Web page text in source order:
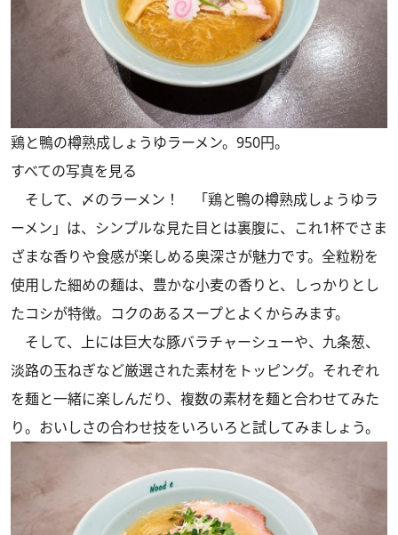
鶏と鴨の樽熟成しょうゆラーメン。950円。
すべての写真を見る
そして、〆のラーメン！ 「鶏と鴨の樽熟成しょうゆラ
ーメン」は、シンプルな見た目とは裏腹に、これ1杯でさま
ざまな香りや食感が楽しめる奥深さが魅力です。全粒粉を
使用した細めの麺は、豊かな小麦の香りと、しっかりとし
たコシが特徴。コクのあるスープとよくからみます。
そして、上には巨大な豚バラチャーシューや、九条葱、
淡路の玉ねぎなど厳選された素材をトッピング。それぞれ
を麺と一緒に楽しんだり、複数の素材を麺と合わせてみた
り。おいしさの合わせ技をいろいろと試してみましょう。